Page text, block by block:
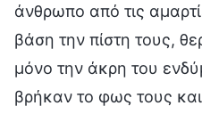
άνθρωπο από τις
βάση την πίστη τους,
μόνο την άκρη του
βρήκαν το φως τους